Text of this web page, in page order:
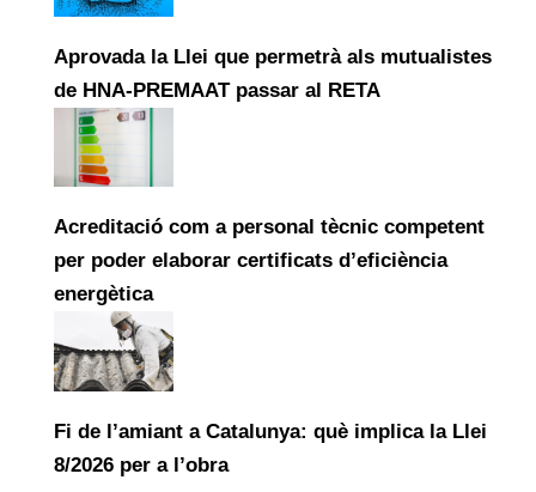
Aprovada la Llei que permetrà als mutualistes
de HNA-PREMAAT passar al RETA
Acreditació com a personal tècnic competent
per poder elaborar certificats d’eficiència
energètica
Fi de l’amiant a Catalunya: què implica la Llei
8/2026 per a l’obra